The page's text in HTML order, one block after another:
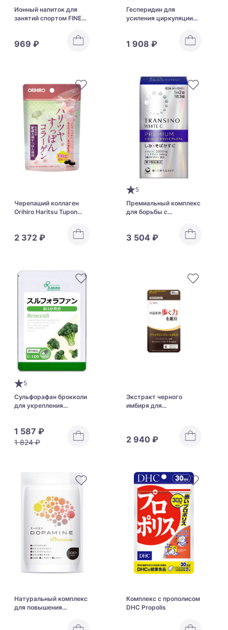
Ионный напиток для
занятий спортом FINE
969 ₽
Гесперидин для
усиления циркуляции
1 908 ₽
Черепаший коллаген
Orihiro Haritsu Tupon
2 372 ₽
5
Премиальный комплекс
для борьбы с
цистеином Transino
3 504 ₽
5
Сульфорафан брокколи
для укрепления
1 587 ₽
1 824 ₽
Экстракт черного
имбиря для
возрасте AFC Black
Ginger
2 940 ₽
Натуральный комплекс
для повышения
Комплекс с прополисом
DHC Propolis